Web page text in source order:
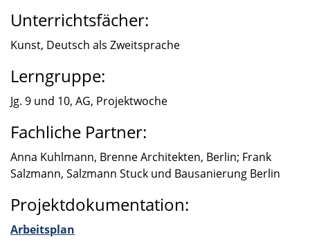
Unterrichtsfächer:
Kunst, Deutsch als Zweit­spra­che
Lerngruppe:
Jg. 9 und 10, AG, Projekt­wo­che
Fachliche Partner:
Anna Kuhlmann, Brenne Archi­tek­ten, Berlin; Frank
Salzmann, Salzmann Stuck und Bausa­nie­rung Berlin
Projektdokumentation:
Arbeits­plan